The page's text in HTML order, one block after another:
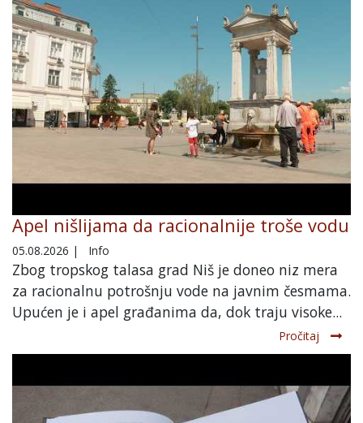
Apel nišlijama da racionalnije troše vodu
05.08.2026 | Info
Zbog tropskog talasa grad Niš je doneo niz mera
za racionalnu potrošnju vode na javnim česmama.
Upućen je i apel građanima da, dok traju visoke...
Pročitaj